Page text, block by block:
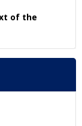
of the